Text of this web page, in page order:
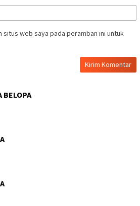
situs web saya pada peramban ini untuk
BELOPA